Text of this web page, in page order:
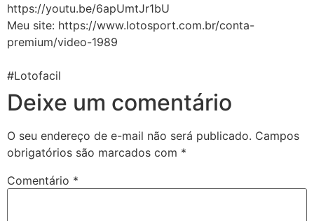
https://youtu.be/6apUmtJr1bU
Meu site: https://www.lotosport.com.br/conta-
premium/video-1989
#Lotofacil
Deixe um comentário
O seu endereço de e-mail não será publicado. Campos
obrigatórios são marcados com *
Comentário *